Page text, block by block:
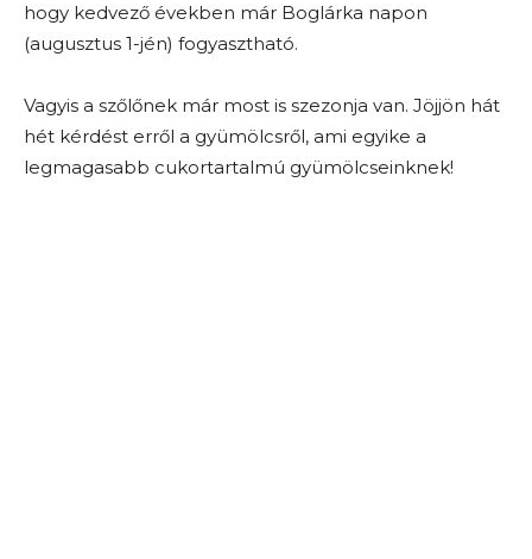
hogy kedvező években már Boglárka napon
(augusztus 1-jén) fogyasztható.
Vagyis a szőlőnek már most is szezonja van. Jöjjön hát
hét kérdést erről a gyümölcsről, ami egyike a
legmagasabb cukortartalmú gyümölcseinknek!